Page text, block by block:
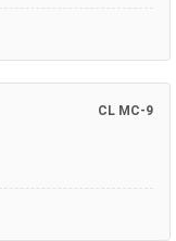
CL MC-9